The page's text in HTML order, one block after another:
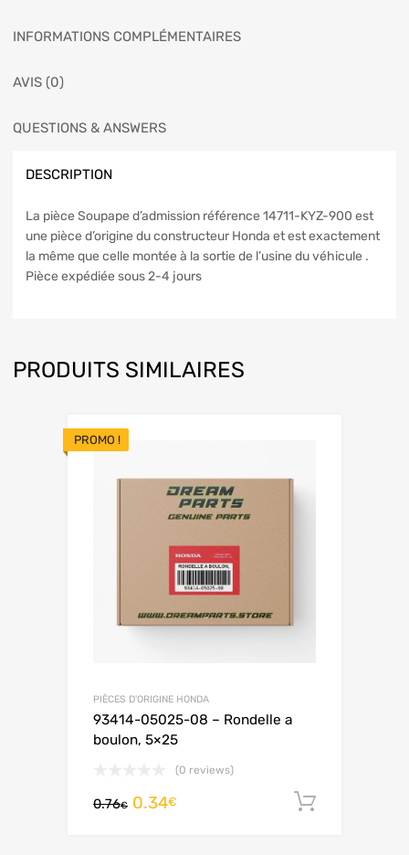
INFORMATIONS COMPLÉMENTAIRES
AVIS (0)
QUESTIONS & ANSWERS
DESCRIPTION
La pièce Soupape d’admission référence 14711-KYZ-900 est
une pièce d’origine du constructeur Honda et est exactement
la même que celle montée à la sortie de l’usine du véhicule .
Pièce expédiée sous 2-4 jours
PRODUITS SIMILAIRES
PROMO !
PIÈCES D'ORIGINE HONDA
93414-05025-08 – Rondelle a
boulon, 5×25
(0 reviews)
0.76€ 0.34€